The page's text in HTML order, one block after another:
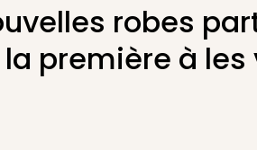
robes
la première à les